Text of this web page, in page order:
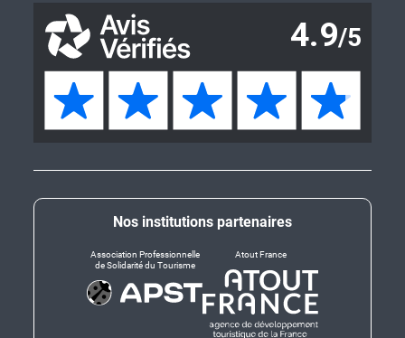
Nos institutions partenaires
Association Professionnelle
de Solidarité du Tourisme
Atout France